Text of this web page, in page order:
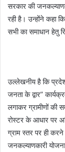
सरकार की
रही है। उन्होंने कहा
सभी का समाधान हेतु
उल्लेखनीय है कि
जनता के द्वार”
लगाकर ग्रामीणों की
रोस्टर के आधार पर
ग्राम स्तर पर ही
जनकल्याणकारी